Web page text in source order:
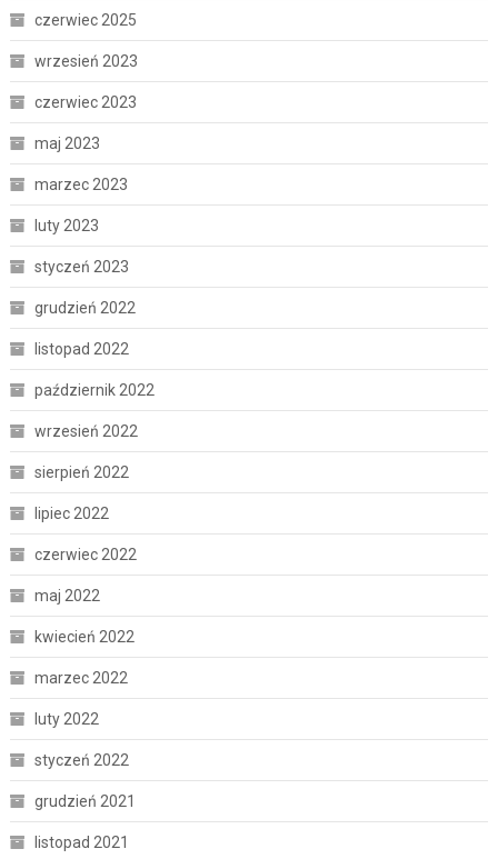
czerwiec 2025
wrzesień 2023
czerwiec 2023
maj 2023
marzec 2023
luty 2023
styczeń 2023
grudzień 2022
listopad 2022
październik 2022
wrzesień 2022
sierpień 2022
lipiec 2022
czerwiec 2022
maj 2022
kwiecień 2022
marzec 2022
luty 2022
styczeń 2022
grudzień 2021
listopad 2021